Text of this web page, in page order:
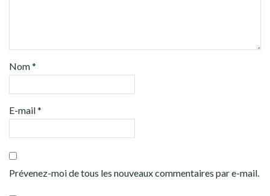
Nom*
E-mail*
Prévenez-moi de tous les nouveaux commentaires par e-mail.